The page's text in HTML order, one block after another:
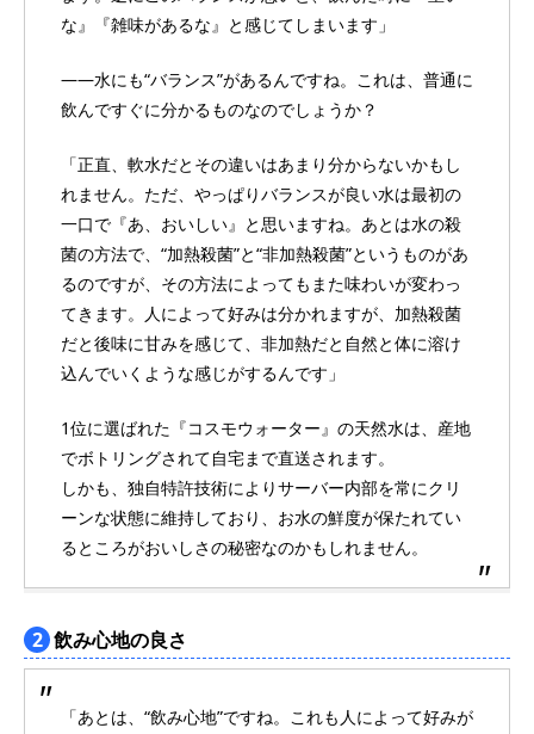
な』『雑味があるな』と感じてしまいます」
――水にも“バランス”があるんですね。これは、普通に
飲んですぐに分かるものなのでしょうか？
「正直、軟水だとその違いはあまり分からないかもし
れません。ただ、やっぱりバランスが良い水は最初の
一口で『あ、おいしい』と思いますね。あとは水の殺
菌の方法で、“加熱殺菌”と“非加熱殺菌”というものがあ
るのですが、その方法によってもまた味わいが変わっ
てきます。人によって好みは分かれますが、加熱殺菌
だと後味に甘みを感じて、非加熱だと自然と体に溶け
込んでいくような感じがするんです」
1位に選ばれた『コスモウォーター』の天然水は、産地
でボトリングされて自宅まで直送されます。
しかも、独自特許技術によりサーバー内部を常にクリ
ーンな状態に維持しており、お水の鮮度が保たれてい
るところがおいしさの秘密なのかもしれません。
2 飲み心地の良さ
「あとは、“飲み心地”ですね。これも人によって好みが